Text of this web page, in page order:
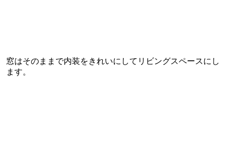
窓はそのままで内装をきれいにしてリビングスペースにし
ます。